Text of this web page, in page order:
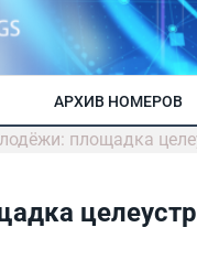
АРХИВ НОМЕРОВ
площадка